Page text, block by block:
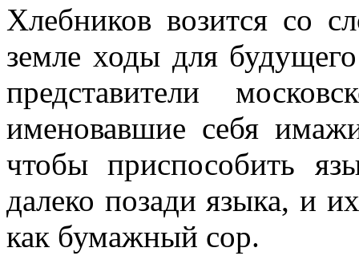
Хлебников возится со
земле ходы для
представители
именовавшие себя
чтобы приспособить
далеко позади языка, и
как бумажный сор.